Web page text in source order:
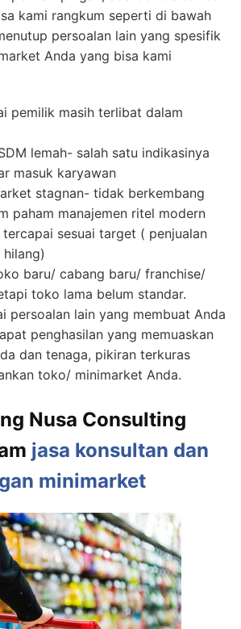
kami rangkum seperti di bawah
persoalan lain yang spesifik
Anda yang bisa kami
pemilik masih terlibat dalam
lemah- salah satu indikasinya
masuk karyawan
stagnan- tidak berkembang
paham manajemen ritel modern
sesuai target ( penjualan
baru/ cabang baru/ franchise/
toko lama belum standar.
persoalan lain yang membuat Anda
penghasilan yang memuaskan
dan tenaga, pikiran terkuras
toko/ minimarket Anda.
Nusa Consulting
jasa konsultan dan
minimarket